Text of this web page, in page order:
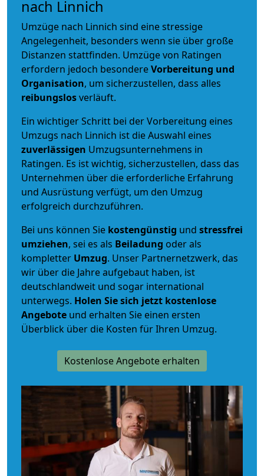
nach Linnich
Umzüge nach Linnich sind eine stressige
Angelegenheit, besonders wenn sie über große
Distanzen stattfinden. Umzüge von Ratingen
erfordern jedoch besondereVorbereitung und
Organisation, um sicherzustellen, dass alles
reibungslosverläuft.
Ein wichtiger Schritt bei der Vorbereitung eines
Umzugs nach Linnich ist die Auswahl eines
zuverlässigen Umzugsunternehmens in
Ratingen. Es ist wichtig, sicherzustellen, dass das
Unternehmen über die erforderliche Erfahrung
und Ausrüstung verfügt, um den Umzug
erfolgreich durchzuführen.
Bei uns können Sie kostengünstig und stressfrei
umziehen, sei es als Beiladung oder als
kompletter Umzug. Unser Partnernetzwerk, das
wir über die Jahre aufgebaut haben, ist
deutschlandweit und sogar international
unterwegs. Holen Sie sich jetzt kostenlose
Angebote und erhalten Sie einen ersten
Überblick über die Kosten für Ihren Umzug.
Kostenlose Angebote erhalten